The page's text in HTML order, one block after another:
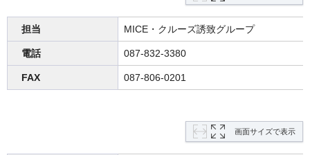
担当 MICE・クルーズ誘致グループ
電話 087-832-3380
FAX 087-806-0201
画面サイズで表示